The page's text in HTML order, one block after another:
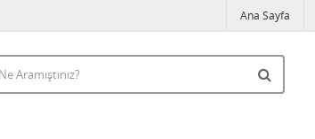
Ana Sayfa